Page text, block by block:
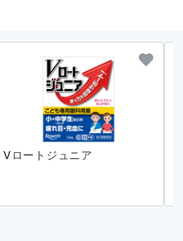
Vロートジュニア